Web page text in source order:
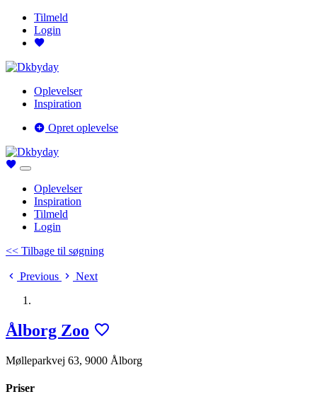
Tilmeld
Login
Oplevelser
Inspiration
Opret oplevelse
Oplevelser
Inspiration
Tilmeld
Login
<< Tilbage til søgning
Previous Next
Ålborg Zoo
Mølleparkvej 63, 9000 Ålborg
Priser